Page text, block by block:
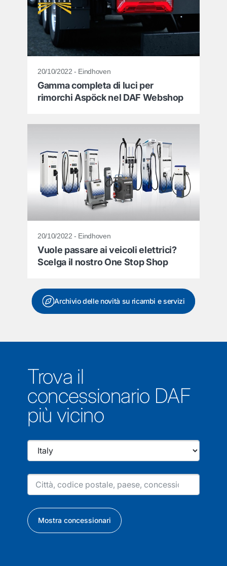
20/10/2022 - Eindhoven
Gamma completa di luci per
rimorchi Aspöck nel DAF Webshop
20/10/2022 - Eindhoven
Vuole passare ai veicoli elettrici?
Scelga il nostro One Stop Shop
Archivio delle novità su ricambi e servizi
Trova il
concessionario DAF
più vicino
Mostra concessionari